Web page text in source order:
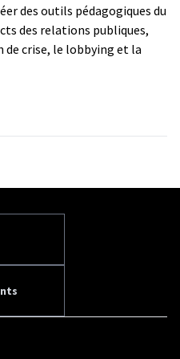
des outils pédagogiques du
des relations publiques,
crise, le lobbying et la